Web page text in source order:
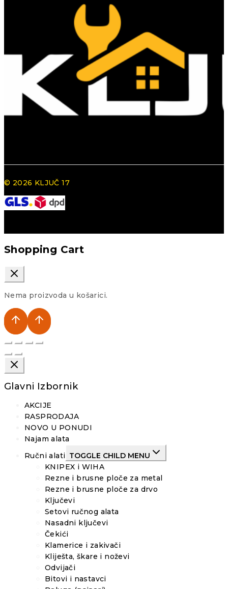
© 2026 KLJUČ 17
Shopping Cart
Nema proizvoda u košarici.
Glavni Izbornik
AKCIJE
RASPRODAJA
NOVO U PONUDI
Najam alata
Ručni alati TOGGLE CHILD MENU
KNIPEX i WIHA
Rezne i brusne ploče za metal
Rezne i brusne ploče za drvo
Ključevi
Setovi ručnog alata
Nasadni ključevi
Čekići
Klamerice i zakivači
Kliješta, škare i noževi
Odvijači
Bitovi i nastavci